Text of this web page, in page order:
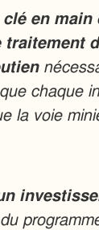
en main
chaque
la voie